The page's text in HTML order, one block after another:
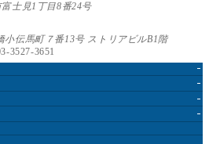
士見1丁目8番24号
小伝馬町７番13号 ストリアビルB1階
3527-3651